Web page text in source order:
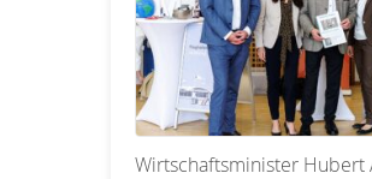
Wirtschaftsminister Hubert